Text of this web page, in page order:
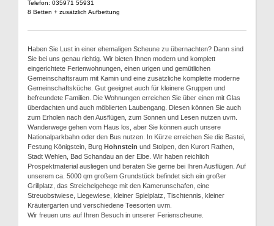
Telefon: 035971 55931
8 Betten + zusätzlich Aufbettung
Haben Sie Lust in einer ehemaligen Scheune zu übernachten? Dann sind
Sie bei uns genau richtig. Wir bieten Ihnen modern und komplett
eingerichtete Ferienwohnungen, einen urigen und gemütlichen
Gemeinschaftsraum mit Kamin und eine zusätzliche komplette moderne
Gemeinschaftsküche. Gut geeignet auch für kleinere Gruppen und
befreundete Familien. Die Wohnungen erreichen Sie über einen mit Glas
überdachten und auch möblierten Laubengang. Diesen können Sie auch
zum Erholen nach den Ausflügen, zum Sonnen und Lesen nutzen uvm.
Wanderwege gehen vom Haus los, aber Sie können auch unsere
Nationalparkbahn oder den Bus nutzen. In Kürze erreichen Sie die Bastei,
Festung Königstein, Burg Hohnstein und Stolpen, den Kurort Rathen,
Stadt Wehlen, Bad Schandau an der Elbe. Wir haben reichlich
Prospektmaterial ausliegen und beraten Sie gerne bei Ihren Ausflügen. Auf
unserem ca. 5000 qm großem Grundstück befindet sich ein großer
Grillplatz, das Streichelgehege mit den Kamerunschafen, eine
Streuobstwiese, Liegewiese, kleiner Spielplatz, Tischtennis, kleiner
Kräutergarten und verschiedene Teesorten uvm.
Wir freuen uns auf Ihren Besuch in unserer Ferienscheune.